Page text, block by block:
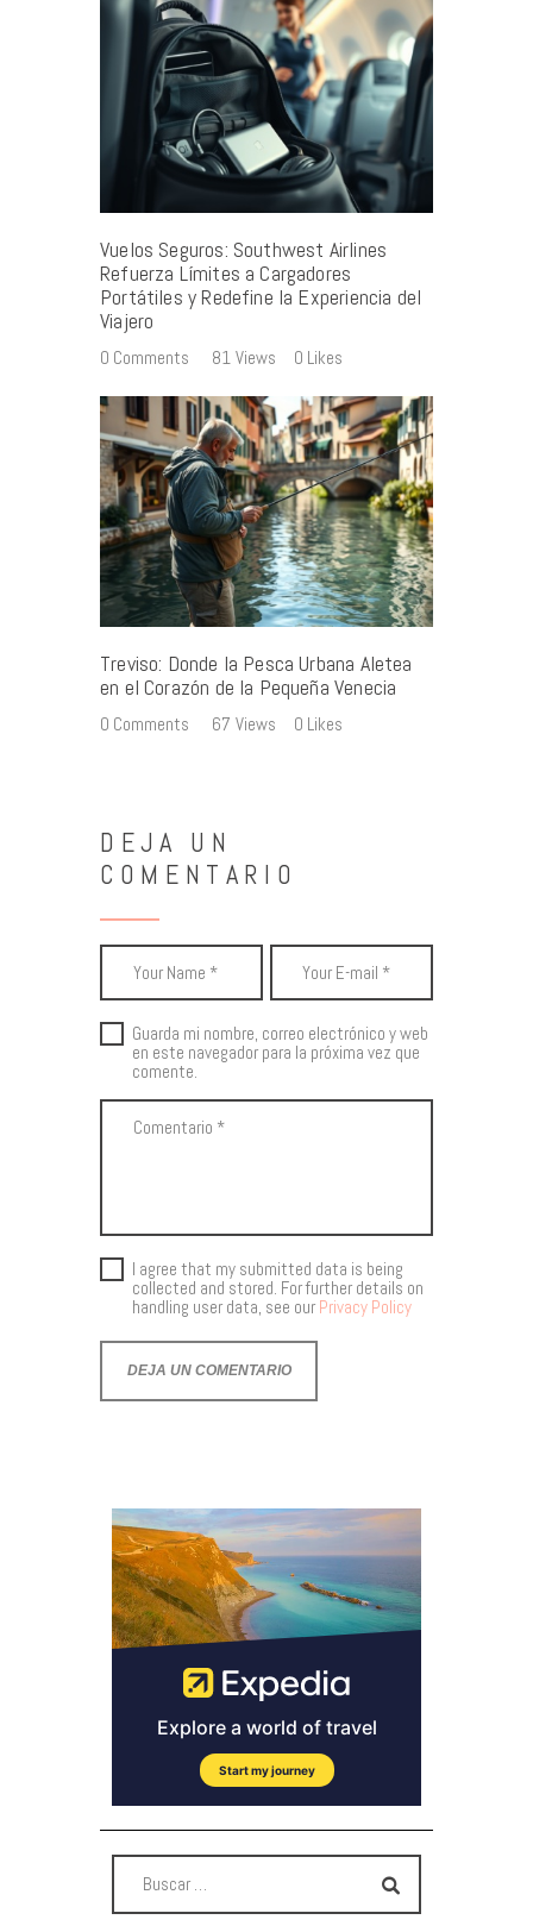
Vuelos Seguros: Southwest Airlines
Refuerza Límites a Cargadores
Portátiles y Redefine la Experiencia del
Viajero
0 Comments 81 Views 0 Likes
Treviso: Donde la Pesca Urbana Aletea
en el Corazón de la Pequeña Venecia
0 Comments 67 Views 0 Likes
DEJA UN
COMENTARIO
Guarda mi nombre, correo electrónico y web
en este navegador para la próxima vez que
comente.
I agree that my submitted data is being
collected and stored. For further details on
handling user data, see our Privacy Policy